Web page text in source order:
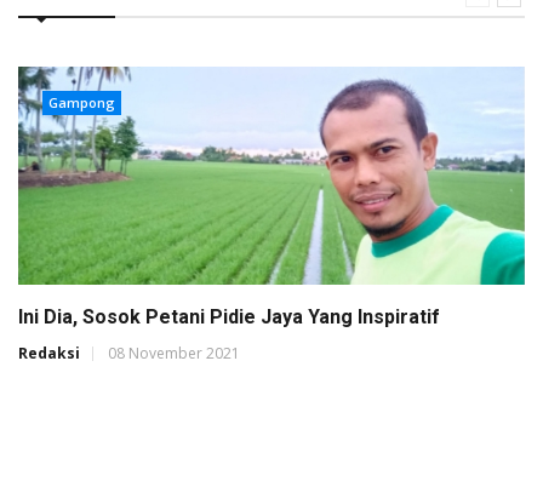
Gampong
Ini Dia, Sosok Petani Pidie Jaya Yang Inspiratif
Redaksi 08 November 2021